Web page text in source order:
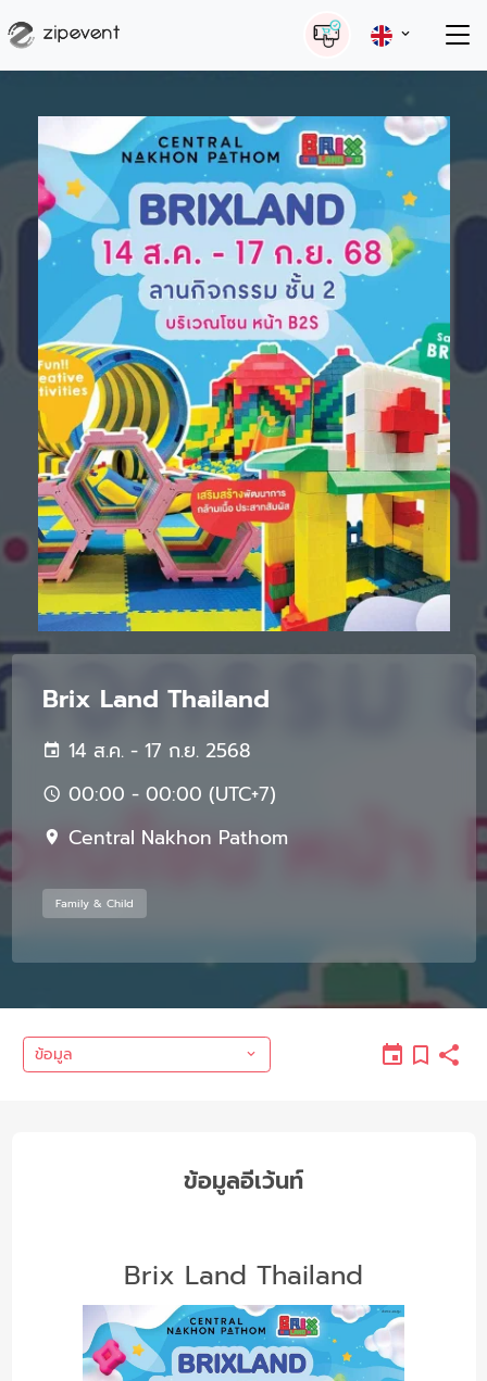
Brix Land Thailand
14 ส.ค. - 17 ก.ย. 2568
00:00 - 00:00 (UTC+7)
Central Nakhon Pathom
Family & Child
ข้อมูล
ข้อมูลอีเว้นท์
Brix Land Thailand